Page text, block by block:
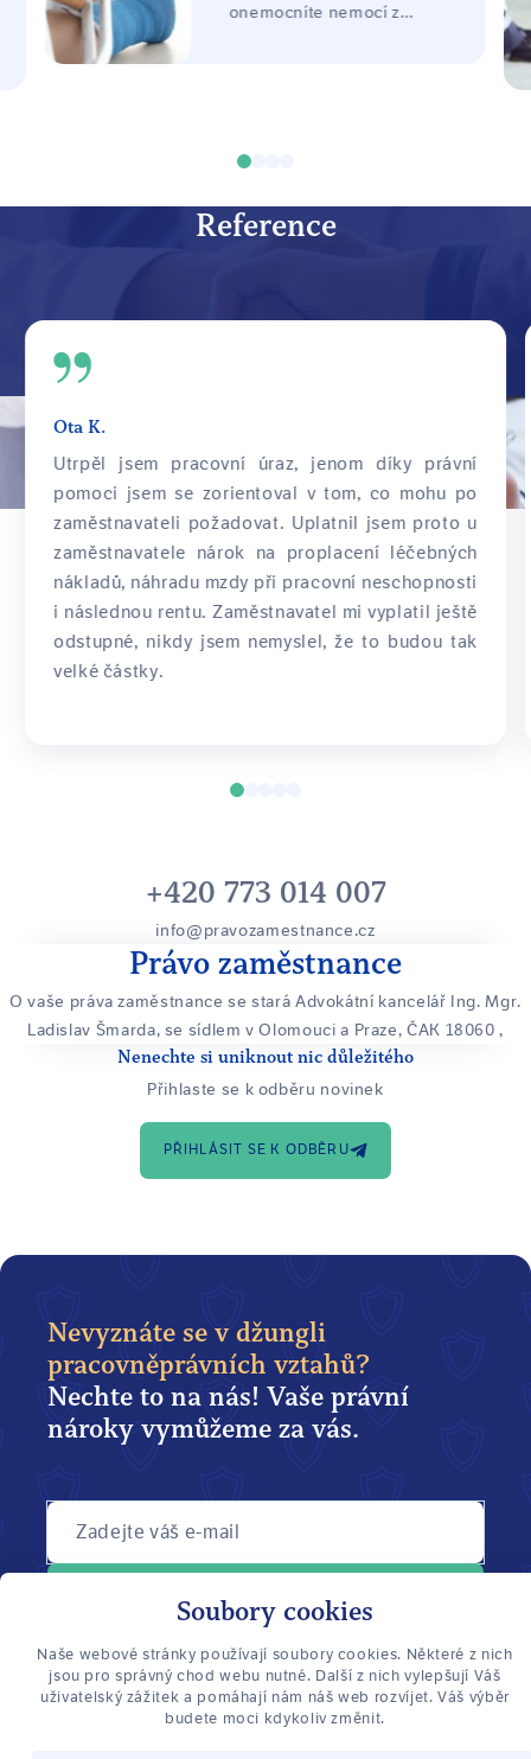
onemocníte nemocí z
závažnosti poškození
Máte nárok na náhradu
všech nákladů, které vám v
Reference
Ota K.
Utrpěl jsem pracovní úraz, jenom díky právní
pomoci jsem se zorientoval v tom, co mohu po
zaměstnavateli požadovat. Uplatnil jsem proto u
zaměstnavatele nárok na proplacení léčebných
nákladů, náhradu mzdy při pracovní neschopnosti
i následnou rentu. Zaměstnavatel mi vyplatil ještě
odstupné, nikdy jsem nemyslel, že to budou tak
velké částky.
+420 773 014 007
info@pravozamestnance.cz
Právo zaměstnance
O vaše práva zaměstnance se stará Advokátní kancelář Ing. Mgr.
Ladislav Šmarda, se sídlem v Olomouci a Praze, ČAK 18060,
Nenechte si uniknout nic důležitého
Přihlaste se k odběru novinek
PŘIHLÁSIT SE K ODBĚRU
Nevyznáte se v džungli
pracovněprávních vztahů?
Nechte to na nás! Vaše právní
nároky vymůžeme za vás.
Zadejte váš e-mail
Právo
zaměstnance
Soubory cookies
Naše webové stránky používají soubory cookies. Některé z nich
jsou pro správný chod webu nutné. Další z nich vylepšují Váš
uživatelský zážitek a pomáhají nám náš web rozvíjet. Váš výběr
budete moci kdykoliv změnit.